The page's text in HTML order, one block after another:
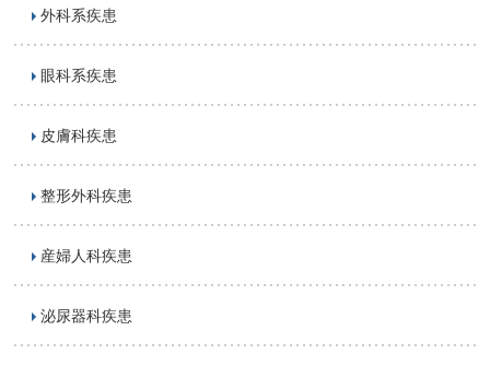
外科系疾患
眼科系疾患
皮膚科疾患
整形外科疾患
産婦人科疾患
泌尿器科疾患